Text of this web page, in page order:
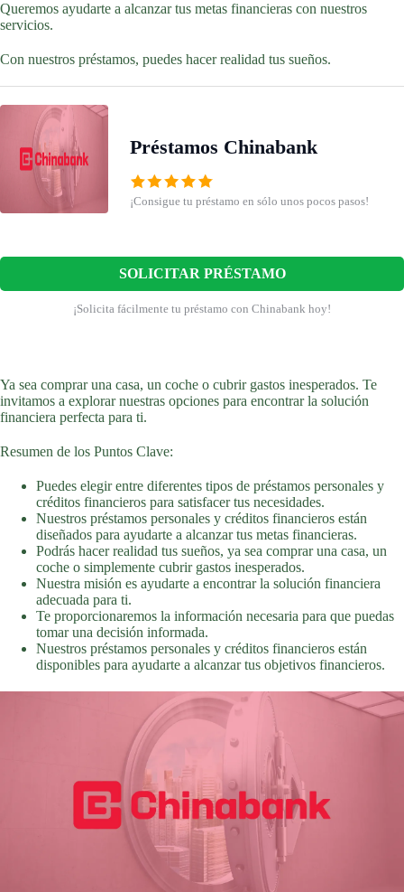
Queremos ayudarte a alcanzar tus metas financieras con nuestros
servicios.
Con nuestros préstamos, puedes hacer realidad tus sueños.
Préstamos Chinabank
¡Consigue tu préstamo en sólo unos pocos pasos!
SOLICITAR PRÉSTAMO
¡Solicita fácilmente tu préstamo con Chinabank hoy!
Ya sea comprar una casa, un coche o cubrir gastos inesperados. Te
invitamos a explorar nuestras opciones para encontrar la solución
financiera perfecta para ti.
Resumen de los Puntos Clave:
Puedes elegir entre diferentes tipos de préstamos personales y
créditos financieros para satisfacer tus necesidades.
Nuestros préstamos personales y créditos financieros están
diseñados para ayudarte a alcanzar tus metas financieras.
Podrás hacer realidad tus sueños, ya sea comprar una casa, un
coche o simplemente cubrir gastos inesperados.
Nuestra misión es ayudarte a encontrar la solución financiera
adecuada para ti.
Te proporcionaremos la información necesaria para que puedas
tomar una decisión informada.
Nuestros préstamos personales y créditos financieros están
disponibles para ayudarte a alcanzar tus objetivos financieros.